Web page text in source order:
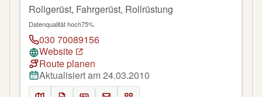
Rollgerüst, Fahrgerüst, Rollrüstung
Datenqualität hoch75%
030 70089156
Website
Route planen
Aktualisiert am 24.03.2010